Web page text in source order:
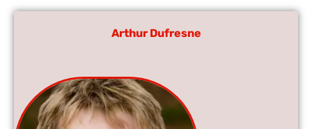
Arthur Dufresne